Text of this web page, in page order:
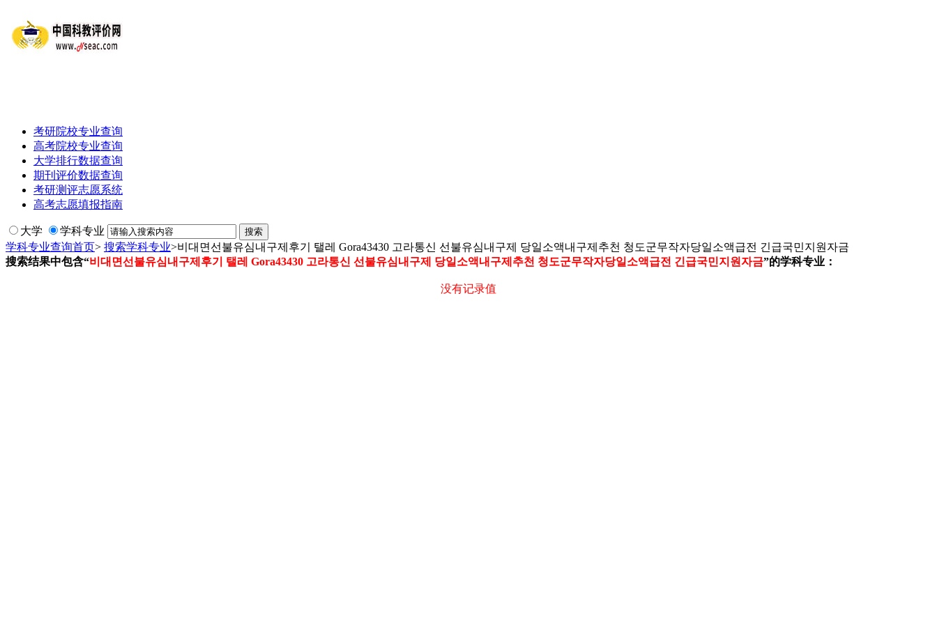
考研院校专业查询
高考院校专业查询
大学排行数据查询
期刊评价数据查询
考研测评志愿系统
高考志愿填报指南
大学
学科专业
学科专业查询首页> 搜索学科专业>비대면선불유심내구제후기 탤레 Gora43430 고라통신 선불유심내구제 당일소액내구제추천 청도군무작자당일소액급전 긴급국민지원자금
搜索结果中包含“비대면선불유심내구제후기 탤레 Gora43430 고라통신 선불유심내구제 당일소액내구제추천 청도군무작자당일소액급전 긴급국민지원자금”的学科专业：
没有记录值